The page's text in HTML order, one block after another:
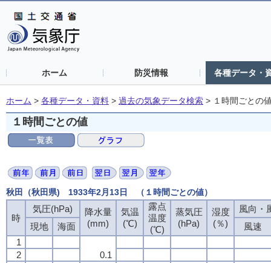
ホーム 防災情報 各種データ・
ホーム > 各種データ・資料 > 過去の気象データ検索 > １時間ごとの
１時間ごとの値
秋田（秋田県) 1933年2月13日 （１時間ごとの値）
時
気圧(hPa)
降水量
(mm)
気温
(℃)
露点
温度
(℃)
蒸気圧
(hPa)
湿度
(％)
風向・
現地
海面
風速
1
0.1
2